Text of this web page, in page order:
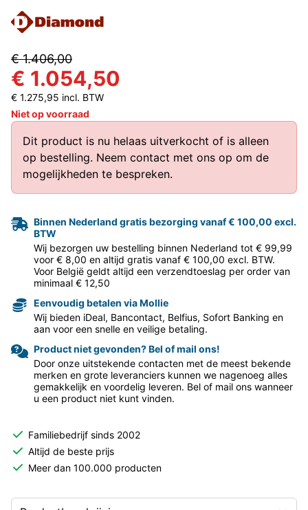
€ 1.406,00
€ 1.054,50
€ 1.275,95 incl. BTW
Niet op voorraad
Dit product is nu helaas uitverkocht of is alleen
op bestelling. Neem contact met ons op om de
mogelijkheden te bespreken.
Binnen Nederland gratis bezorging vanaf € 100,00 excl.
BTW
Wij bezorgen uw bestelling binnen Nederland tot € 99,99
voor € 8,00 en altijd gratis vanaf € 100,00 excl. BTW.
Voor België geldt altijd een verzendtoeslag per order van
minimaal € 12,50
Eenvoudig betalen via Mollie
Wij bieden iDeal, Bancontact, Belfius, Sofort Banking en
aan voor een snelle en veilige betaling.
Product niet gevonden? Bel of mail ons!
Door onze uitstekende contacten met de meest bekende
merken en grote leveranciers kunnen we nagenoeg alles
gemakkelijk en voordelig leveren. Bel of mail ons wanneer
u een product niet kunt vinden.
Familiebedrijf sinds 2002
Altijd de beste prijs
Meer dan 100.000 producten